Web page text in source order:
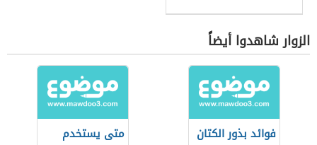
الزوار شاهدوا أيضاً
فوائد بذور الكتان
متى يستخدم